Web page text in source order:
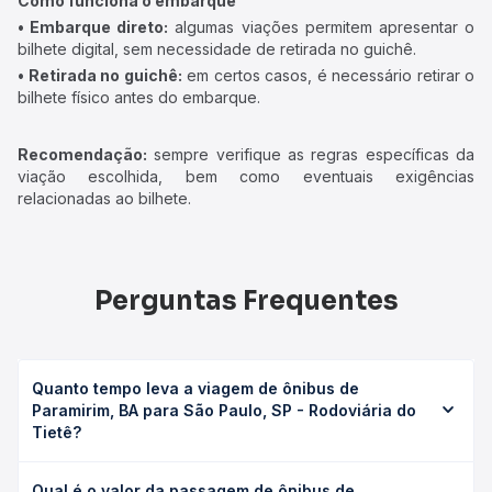
• Embarque direto: algumas viações permitem apresentar o
bilhete digital, sem necessidade de retirada no guichê.
• Retirada no guichê: em certos casos, é necessário retirar o
bilhete físico antes do embarque.
Recomendação: sempre verifique as regras específicas da
viação escolhida, bem como eventuais exigências
relacionadas ao bilhete.
Perguntas Frequentes
Quanto tempo leva a viagem de ônibus de
Paramirim, BA para São Paulo, SP - Rodoviária do
Tietê?